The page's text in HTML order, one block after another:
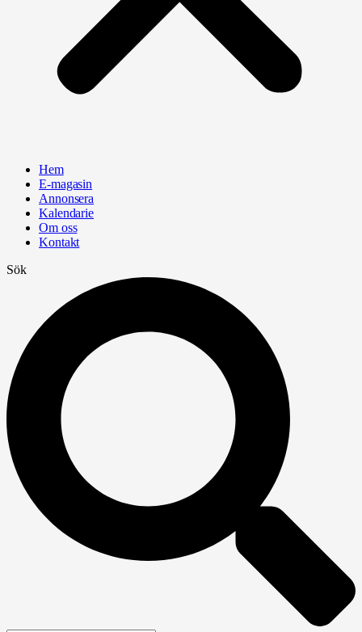
Hem
E-magasin
Annonsera
Kalendarie
Om oss
Kontakt
Sök